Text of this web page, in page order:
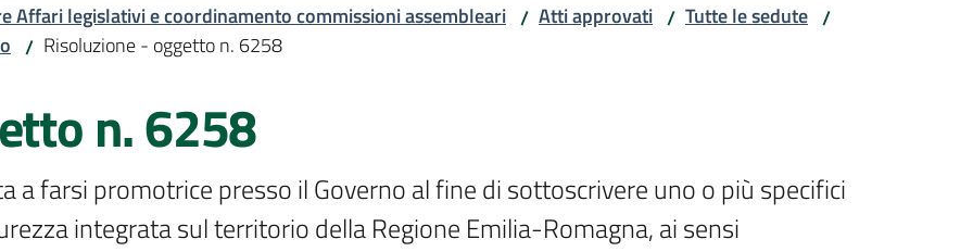
Affari legislativi e coordinamento commissioni assembleari / Atti approvati / Tutte le sedute /
/ Risoluzione - oggetto n. 6258
n. 6258
a farsi promotrice presso il Governo al fine di sottoscrivere uno o più specifici
integrata sul territorio della Regione Emilia-Romagna, ai sensi